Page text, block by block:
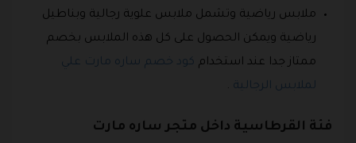
ملابس رياضية وتشمل ملابس علوية رجالية وبناطيل
رياضية ويمكن الحصول على كل هذه الملابس بخصم
ممتاز جدا عند استخدام كود خصم ساره مارت علي
لملابس الرجالية .
فئة القرطاسية داخل متجر ساره مارت